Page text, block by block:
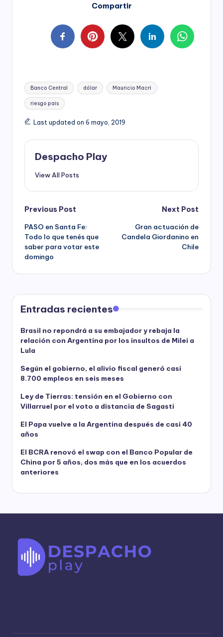
Compartir
Tags:
Banco Central dólar Mauricio Macri
riesgo pais
Last updated on 6 mayo, 2019
Despacho Play
View All Posts
Post
navigation
Previous Post
PASO en Santa Fe:
Todo lo que tenés que
saber para votar este
domingo
Next Post
Gran actuación de
Candela Giordanino en
Chile
Entradas recientes
Brasil no repondrá a su embajador y rebaja la
relación con Argentina por los insultos de Milei a
Lula
Según el gobierno, el alivio fiscal generó casi
8.700 empleos en seis meses
Ley de Tierras: tensión en el Gobierno con
Villarruel por el voto a distancia de Sagasti
El Papa vuelve a la Argentina después de casi 40
años
El BCRA renovó el swap con el Banco Popular de
China por 5 años, dos más que en los acuerdos
anteriores